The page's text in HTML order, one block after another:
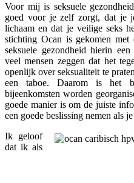
Voor mij is seksuele
goed voor je zelf zorgt, dat je
lichaam en dat je veilige seks
stichting Ocan is gekomen
seksuele gezondheid hierin
veel mensen zeggen dat het
openlijk over seksualiteit te
een taboe. Daarom is het
bijeenkomsten worden
goede manier is om de juiste
een goede beslissing nemen als
Ik geloof
dat ik als